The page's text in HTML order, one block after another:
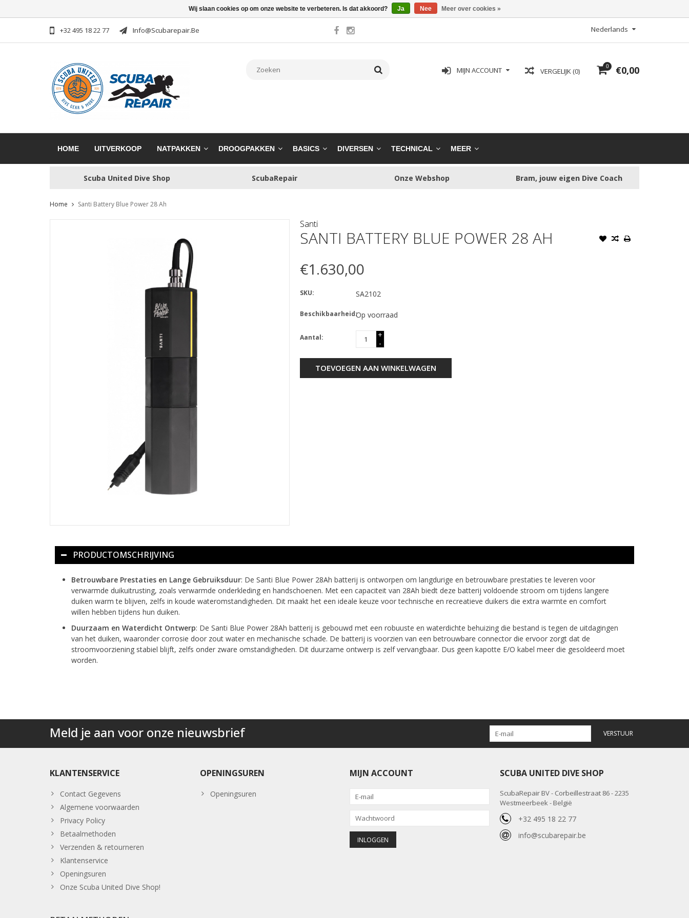
+32 495 18 22 77 Info@scubarepair.be Nederlands
0 €0,00
VERGELIJK (0)
MIJN ACCOUNT
HOME UITVERKOOP NATPAKKEN DROOGPAKKEN BASICS DIVERSEN TECHNICAL MEER
Scuba United Dive Shop ScubaRepair Onze Webshop Bram, jouw eigen Dive Coach
Home Santi Battery Blue Power 28 Ah
Santi
SANTI BATTERY BLUE POWER 28 AH
€1.630,00
SKU: SA2102
Beschikbaarheid:Op voorraad
Aantal:
+
-
TOEVOEGEN AAN WINKELWAGEN
PRODUCTOMSCHRIJVING
Betrouwbare Prestaties en Lange Gebruiksduur: De Santi Blue Power 28Ah batterij is ontworpen om langdurige en betrouwbare prestaties te leveren voor
verwarmde duikuitrusting, zoals verwarmde onderkleding en handschoenen. Met een capaciteit van 28Ah biedt deze batterij voldoende stroom om tijdens langere
duiken warm te blijven, zelfs in koude wateromstandigheden. Dit maakt het een ideale keuze voor technische en recreatieve duikers die extra warmte en comfort
willen hebben tijdens hun duiken.
Duurzaam en Waterdicht Ontwerp: De Santi Blue Power 28Ah batterij is gebouwd met een robuuste en waterdichte behuizing die bestand is tegen de uitdagingen
van het duiken, waaronder corrosie door zout water en mechanische schade. De batterij is voorzien van een betrouwbare connector die ervoor zorgt dat de
stroomvoorziening stabiel blijft, zelfs onder zware omstandigheden. Dit duurzame ontwerp is zelf vervangbaar. Dus geen kapotte E/O kabel meer die gesoldeerd moet
worden.
Meld je aan voor onze nieuwsbrief VERSTUUR
KLANTENSERVICE
Contact Gegevens
Algemene voorwaarden
Privacy Policy
Betaalmethoden
Verzenden & retourneren
Klantenservice
Openingsuren
Onze Scuba United Dive Shop!
OPENINGSUREN
Openingsuren
MIJN ACCOUNT SCUBA UNITED DIVE SHOP
ScubaRepair BV - Corbeillestraat 86 - 2235
Westmeerbeek - België
+32 495 18 22 77
info@scubarepair.be
Wij slaan cookies op om onze website te verbeteren. Is dat akkoord? Ja Nee Meer over cookies »